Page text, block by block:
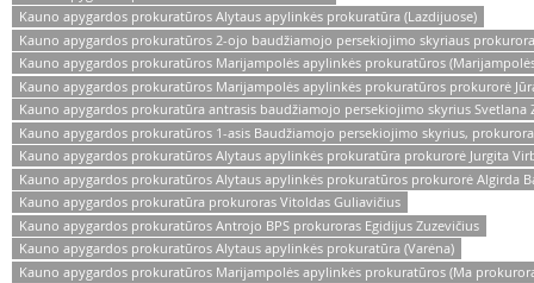
Kauno apygardos prokuratūros Alytaus apylinkės prokuratūra (Lazdijuose)
Kauno apygardos prokuratūros 2-ojo baudžiamojo persekiojimo skyriaus
Kauno apygardos prokuratūros Marijampolės apylinkės prokuratūros
Kauno apygardos prokuratūros Marijampolės apylinkės prokuratūros prokurorė
Kauno apygardos prokuratūra antrasis baudžiamojo persekiojimo skyrius Svetlana
Kauno apygardos prokuratūros 1-asis Baudžiamojo persekiojimo skyrius,
Kauno apygardos prokuratūros Alytaus apylinkės prokuratūra prokurorė Jurgita
Kauno apygardos prokuratūros Alytaus apylinkės prokuratūros prokurorė Algirda
Kauno apygardos prokuratūra prokuroras Vitoldas Guliavičius
Kauno apygardos prokuratūros Antrojo BPS prokuroras Egidijus Zuzevičius
Kauno apygardos prokuratūros Alytaus apylinkės prokuratūra (Varėna)
Kauno apygardos prokuratūros Marijampolės apylinkės prokuratūros (Ma